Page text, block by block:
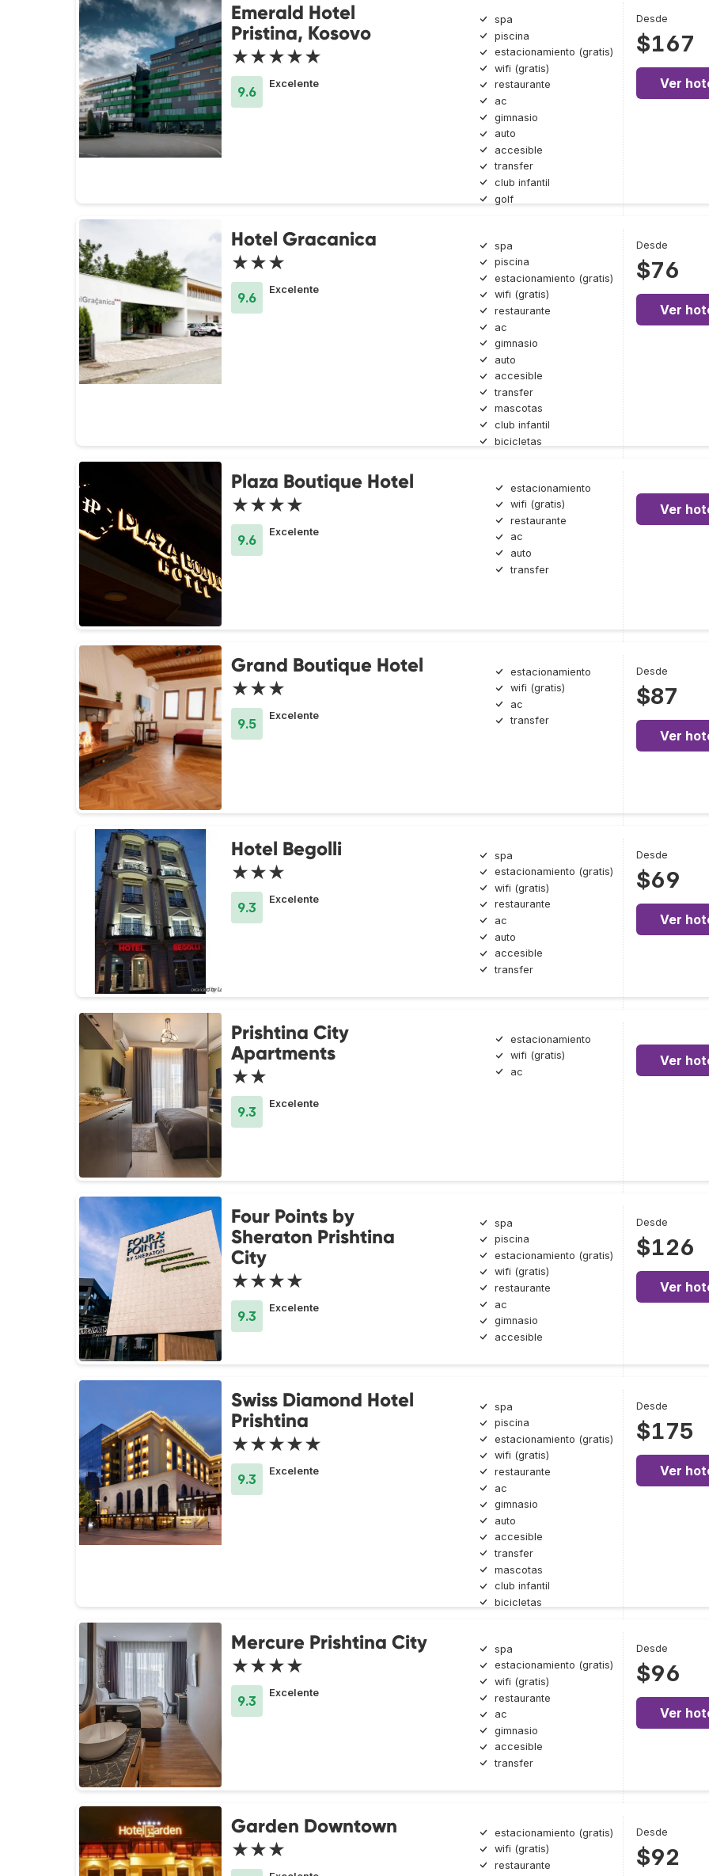
Emerald Hotel
Pristina, Kosovo
★★★★★
9.6
Excelente
spa
piscina
estacionamiento (gratis)
wifi (gratis)
restaurante
ac
gimnasio
auto
accesible
transfer
club infantil
golf
Desde
$167
Ver
Hotel Gracanica
★★★
9.6
Excelente
spa
piscina
estacionamiento (gratis)
wifi (gratis)
restaurante
ac
gimnasio
auto
accesible
transfer
mascotas
club infantil
bicicletas
Desde
$76
Ver
Plaza Boutique Hotel
★★★★
9.6
Excelente
estacionamiento
wifi (gratis)
restaurante
ac
auto
transfer
Ver
Grand Boutique Hotel
★★★
9.5
Excelente
estacionamiento
wifi (gratis)
ac
transfer
Desde
$87
Ver
Hotel Begolli
★★★
9.3
Excelente
spa
estacionamiento (gratis)
wifi (gratis)
restaurante
ac
auto
accesible
transfer
Desde
$69
Ver
Prishtina City
Apartments
★★
9.3
Excelente
estacionamiento
wifi (gratis)
ac
Ver
Four Points by
Sheraton Prishtina
City
★★★★
9.3
Excelente
spa
piscina
estacionamiento (gratis)
wifi (gratis)
restaurante
ac
gimnasio
accesible
Desde
$126
Ver
Swiss Diamond Hotel
Prishtina
★★★★★
9.3
Excelente
spa
piscina
estacionamiento (gratis)
wifi (gratis)
restaurante
ac
gimnasio
auto
accesible
transfer
mascotas
club infantil
bicicletas
Desde
$175
Ver
Mercure Prishtina City
★★★★
9.3
Excelente
spa
estacionamiento (gratis)
wifi (gratis)
restaurante
ac
gimnasio
accesible
transfer
Desde
$96
Ver
Garden Downtown
★★★
estacionamiento (gratis)
wifi (gratis)
restaurante
Desde
$92